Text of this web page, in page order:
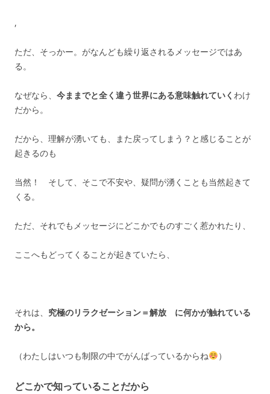
,
ただ、そっかー。がなんども繰り返されるメッセージではあ
る。
なぜなら、 今ままでと全く違う世界にある意味触れていく わけ
だから。
だから、理解が湧いても、また戻ってしまう？と感じることが
起きるのも
当然！ そして、そこで不安や、疑問が湧くことも当然起きて
くる。
ただ、それでもメッセージにどこかでものすごく惹かれたり、
ここへもどってくることが起きていたら、
それは、 究極のリラクゼーション＝解放 に何かが触れている
から。
（わたしはいつも制限の中でがんばっているからね ）
どこかで知っていることだから